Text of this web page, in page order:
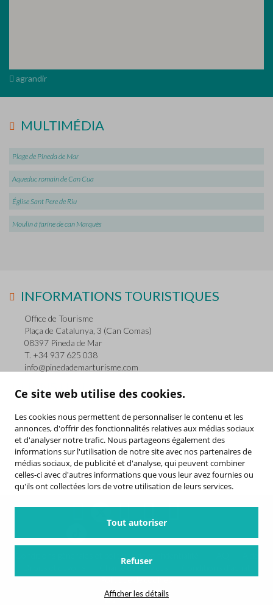
Ce site web utilise des cookies.
Les cookies nous permettent de personnaliser le contenu et les
annonces, d'offrir des fonctionnalités relatives aux médias sociaux
et d'analyser notre trafic. Nous partageons également des
informations sur l'utilisation de notre site avec nos partenaires de
médias sociaux, de publicité et d'analyse, qui peuvent combiner
celles-ci avec d'autres informations que vous leur avez fournies ou
qu'ils ont collectées lors de votre utilisation de leurs services.
Tout autoriser
Refuser
Afficher les détails
agrandir
MULTIMÉDIA
Plage de Pineda de Mar
Aqueduc romain de Can Cua
Église Sant Pere de Riu
Moulin à farine de can Marquès
INFORMATIONS TOURISTIQUES
Office de Tourisme
Plaça de Catalunya, 3 (Can Comas)
08397 Pineda de Mar
T. +34 937 625 038
info@pinedademarturisme.com
LIENS UTILES
Conseil municipal de Pineda de Mar
Office de turisme de Pineda de Mar
Costa de Barcelona (Diputació de Barcelona)
Costa de Barcelona-Maresme
Conditions générales et politique de confidentialité
Charte de services
Politique de cookies